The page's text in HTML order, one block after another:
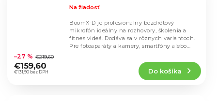
hodnotenie
produktu
je
Na žiadosť
€131,90 bez DPH
–27 % €219,60
€159,60
Do košíka
BoomX-D je profesionálny bezdrôtový
mikrofón ideálny na rozhovory, školenia a
fitnes videá. Dodáva sa v rôznych variantoch.
Pre fotoaparáty a kamery, smartfóny alebo